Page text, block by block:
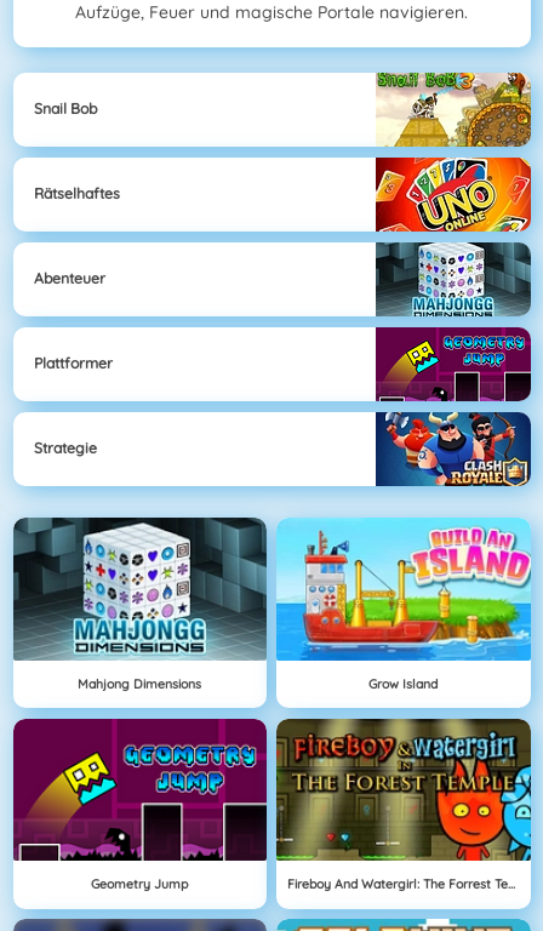
Aufzüge, Feuer und magische Portale navigieren.
Snail Bob
Rätselhaftes
Abenteuer
Plattformer
Strategie
Mahjong Dimensions Grow Island
Geometry Jump Fireboy And Watergirl: The Forrest Temple